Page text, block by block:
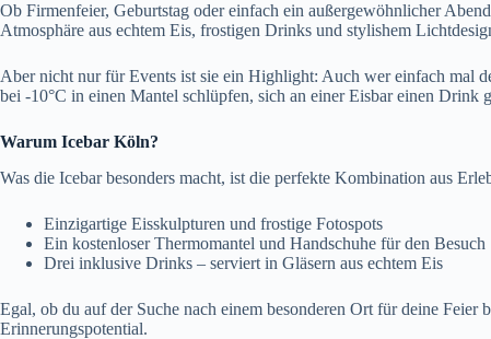
Ob Firmenfeier, Geburtstag oder einfach ein außergewöhnlicher
Atmosphäre aus echtem Eis, frostigen Drinks und stylishem
Aber nicht nur für Events ist sie ein Highlight: Auch wer einfach mal
bei -10°C in einen Mantel schlüpfen, sich an einer Eisbar einen Drink
Warum Icebar Köln?
Was die Icebar besonders macht, ist die perfekte Kombination aus
Einzigartige Eisskulpturen und frostige Fotospots
Ein kostenloser Thermomantel und Handschuhe für den Besuch
Drei inklusive Drinks – serviert in Gläsern aus echtem Eis
Egal, ob du auf der Suche nach einem besonderen Ort für deine
Erinnerungspotential.